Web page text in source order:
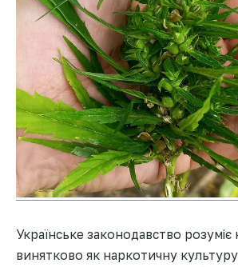
Українське законодавство розуміє
винятково як наркотичну